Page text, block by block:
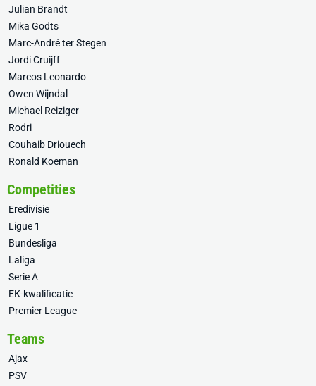
Julian Brandt
Mika Godts
Marc-André ter Stegen
Jordi Cruijff
Marcos Leonardo
Owen Wijndal
Michael Reiziger
Rodri
Couhaib Driouech
Ronald Koeman
Competities
Eredivisie
Ligue 1
Bundesliga
Laliga
Serie A
EK-kwalificatie
Premier League
Teams
Ajax
PSV